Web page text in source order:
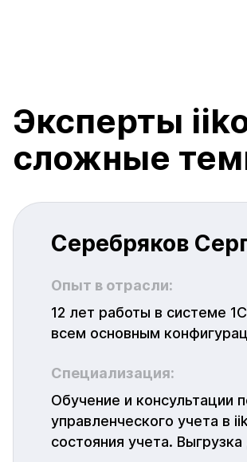
Эксперты
сложные
Серебряков
Опыт в отрасли:
12 лет работы в системе
всем основным
Специализация:
Обучение и консультации
управленческого учета в
состояния учета.